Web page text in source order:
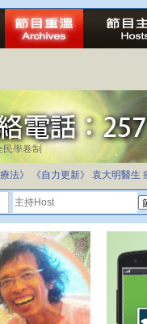
民學卷制
法》 《自力更新》 袁大明醫生